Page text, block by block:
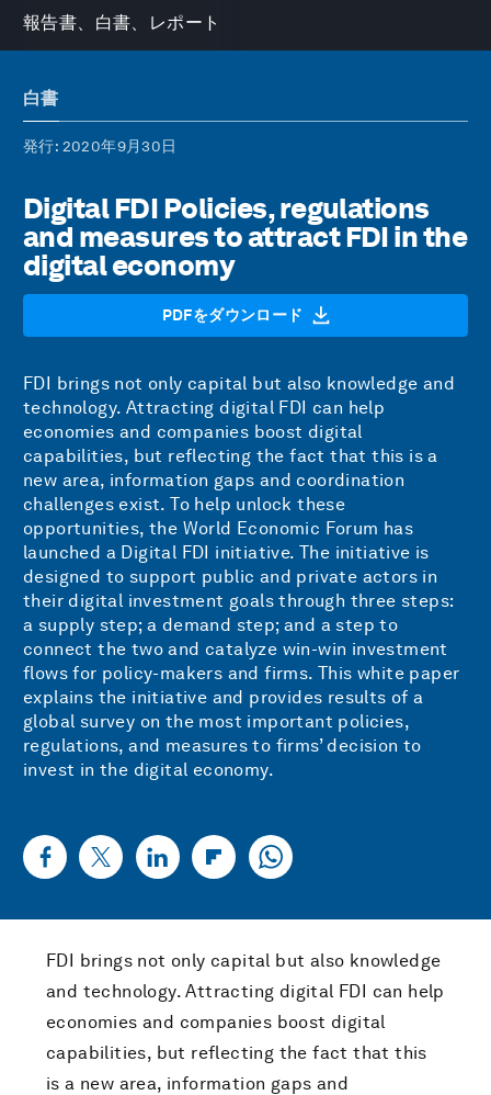
報告書、白書、レポート
白書
発行: 2020年9月30日
Digital FDI Policies, regulations
and measures to attract FDI in the
digital economy
PDFをダウンロード
FDI brings not only capital but also knowledge and
technology. Attracting digital FDI can help
economies and companies boost digital
capabilities, but reflecting the fact that this is a
new area, information gaps and coordination
challenges exist. To help unlock these
opportunities, the World Economic Forum has
launched a Digital FDI initiative. The initiative is
designed to support public and private actors in
their digital investment goals through three steps:
a supply step; a demand step; and a step to
connect the two and catalyze win-win investment
flows for policy-makers and firms. This white paper
explains the initiative and provides results of a
global survey on the most important policies,
regulations, and measures to firms’ decision to
invest in the digital economy.
FDI brings not only capital but also knowledge
and technology. Attracting digital FDI can help
economies and companies boost digital
capabilities, but reflecting the fact that this
is a new area, information gaps and